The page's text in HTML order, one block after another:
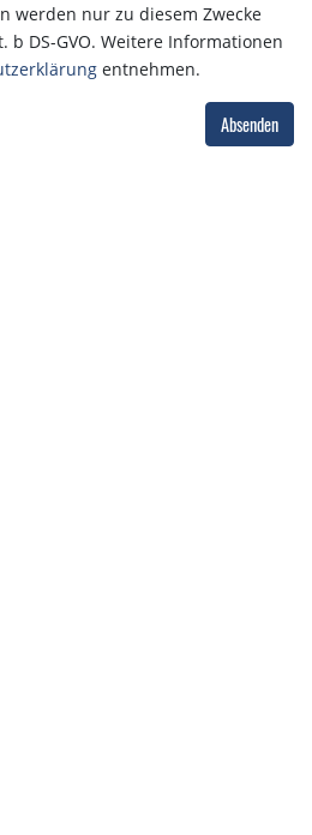
werden nur zu diesem Zwecke
b DS-GVO. Weitere Informationen
entnehmen.
Absenden